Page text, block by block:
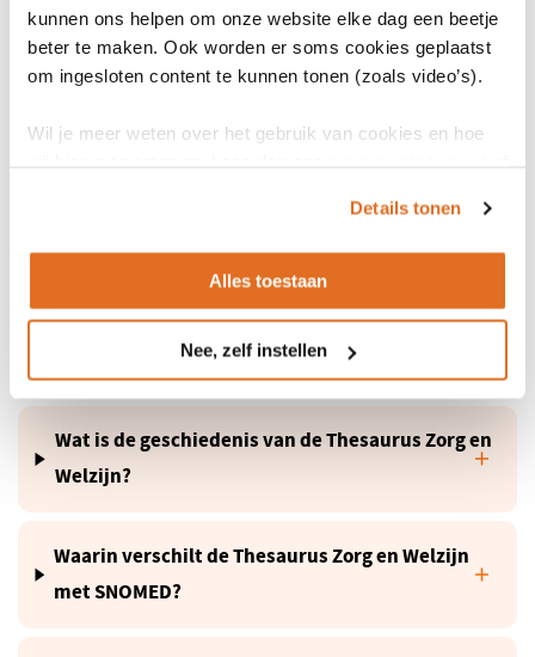
kunnen ons helpen om onze website elke dag een beetje
beter te maken. Ook worden er soms cookies geplaatst
om ingesloten content te kunnen tonen (zoals video’s).
Wil je meer weten over het gebruik van cookies en hoe
Details tonen
Alles toestaan
Nee, zelf instellen
Welzijn beschikbaar?
Wat zijn de licentievoorwaarden van de
Thesaurus Zorg en Welzijn?
Hoe vaak is er een update van de Thesaurus Zorg
en Welzijn?
Kan ik termen laten toevoegen aan de Thesaurus
Zorg en Welzijn?
Wat is de geschiedenis van de Thesaurus Zorg en
Welzijn?
Waarin verschilt de Thesaurus Zorg en Welzijn
met SNOMED?